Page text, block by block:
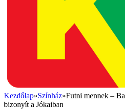
Kezdőlap»Színház»Futni mennek –
bizonyít a Jókaiban